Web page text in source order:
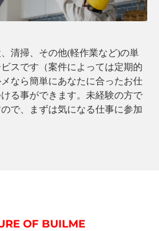
清掃、その他(軽作業など)の単
スです（案件によっては定期的
なら簡単にあなたに合ったお仕
る事ができます。未経験の方で
で、まずは気になる仕事に参加
OF BUILME